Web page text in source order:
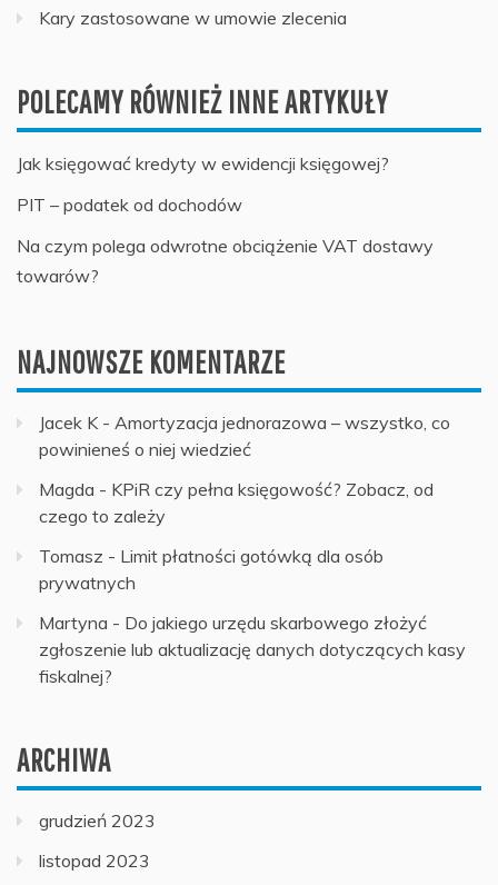
Kary zastosowane w umowie zlecenia
POLECAMY RÓWNIEŻ INNE ARTYKUŁY
Jak księgować kredyty w ewidencji księgowej?
PIT – podatek od dochodów
Na czym polega odwrotne obciążenie VAT dostawy
towarów?
NAJNOWSZE KOMENTARZE
Jacek K- Amortyzacja jednorazowa – wszystko, co
powinieneś o niej wiedzieć
Magda - KPiR czy pełna księgowość? Zobacz, od
czego to zależy
Tomasz - Limit płatności gotówką dla osób
prywatnych
Martyna - Do jakiego urzędu skarbowego złożyć
zgłoszenie lub aktualizację danych dotyczących kasy
fiskalnej?
ARCHIWA
grudzień 2023
listopad 2023